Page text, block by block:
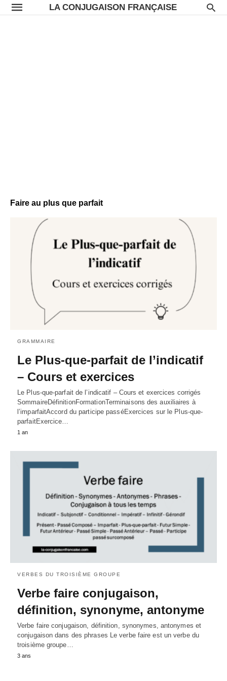
LA CONJUGAISON FRANÇAISE
Faire au plus que parfait
GRAMMAIRE
Le Plus-que-parfait de l’indicatif
– Cours et exercices
Le Plus-que-parfait de l’indicatif – Cours et exercices corrigés
SommaireDéfinitionFormationTerminaisons des auxiliaires à
l’imparfaitAccord du participe passéExercices sur le Plus-que-
parfaitExercice…
1 an
VERBES DU TROISIÈME GROUPE
Verbe faire conjugaison,
définition, synonyme, antonyme
Verbe faire conjugaison, définition, synonymes, antonymes et
conjugaison dans des phrases Le verbe faire est un verbe du
troisième groupe…
3 ans